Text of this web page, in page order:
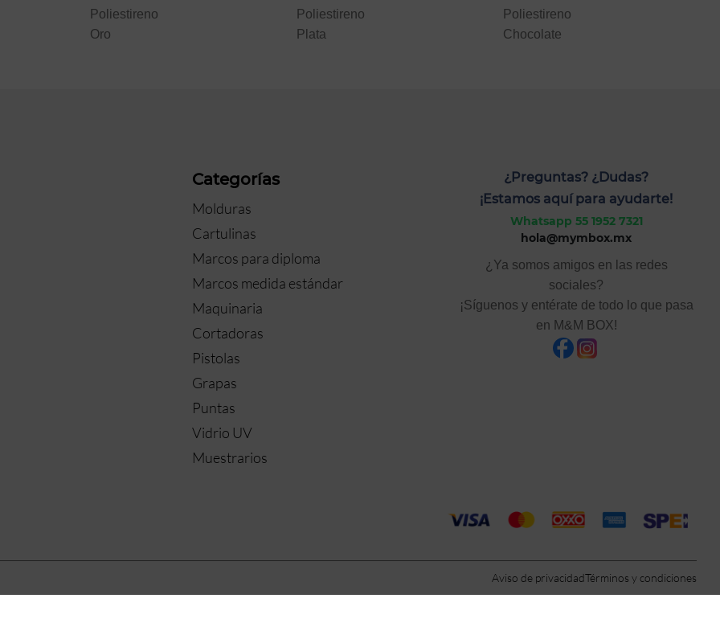
Poliestireno
Poliestireno
Chocolate
Poliestireno
Blanco
Categorías
Molduras
Cartulinas
Marcos para diploma
Marcos medida estándar
Maquinaria
Cortadoras
Pistolas
Grapas
Puntas
Vidrio UV
Muestrarios
¿Preguntas? ¿Dudas?
¡Estamos aquí para ayudarte!
Whatsapp 55 1952 7321
hola@mymbox.mx
¿Ya somos amigos en las redes
sociales?
¡Síguenos y entérate de todo lo que pasa
en M&M BOX!
Aviso de privacidadTérminos y condiciones